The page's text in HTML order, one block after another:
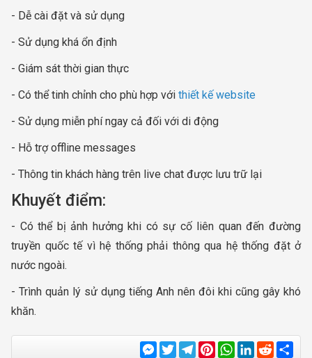
- Dễ cài đặt và sử dụng
- Sử dụng khá ổn định
- Giám sát thời gian thực
- Có thể tinh chỉnh cho phù hợp với thiết kế website
- Sử dụng miễn phí ngay cả đối với di động
- Hỗ trợ offline messages
- Thông tin khách hàng trên live chat được lưu trữ lại
Khuyết điểm:
- Có thể bị ảnh hưởng khi có sự cố liên quan đến đường
truyền quốc tế vì hệ thống phải thông qua hệ thống đặt ở
nước ngoài.
- Trình quản lý sử dụng tiếng Anh nên đôi khi cũng gây khó
khăn.
Messenger
TwitterTelegram
Pinterest
WhatsApp
LinkedIn
Reddit